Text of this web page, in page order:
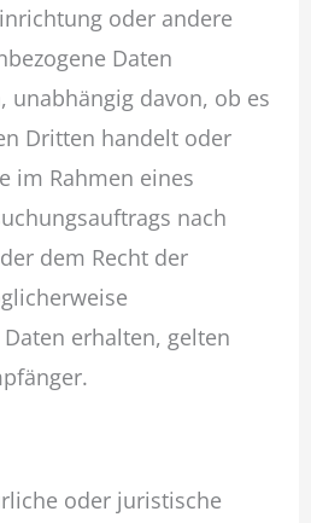
oder andere
Daten
unabhängig davon, ob es
Dritten handelt oder
im Rahmen eines
nach
dem Recht der
erhalten, gelten
oder juristische